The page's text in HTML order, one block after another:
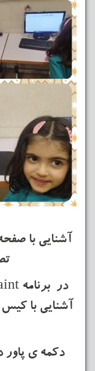
آشنایی با
در برنامه paint با استفاده از ابزار سطل رنگ
آشنایی با
دکمه ی پاور